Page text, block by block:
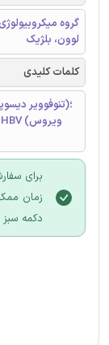
لوون، بلژیک
کلمات کلیدی
برای
زمان
دکمه سبز